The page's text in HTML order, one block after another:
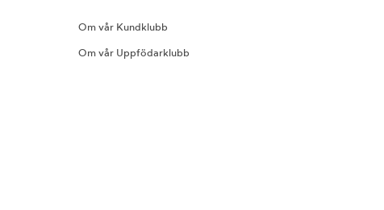
Om vår Kundklubb
Om vår Uppfödarklubb